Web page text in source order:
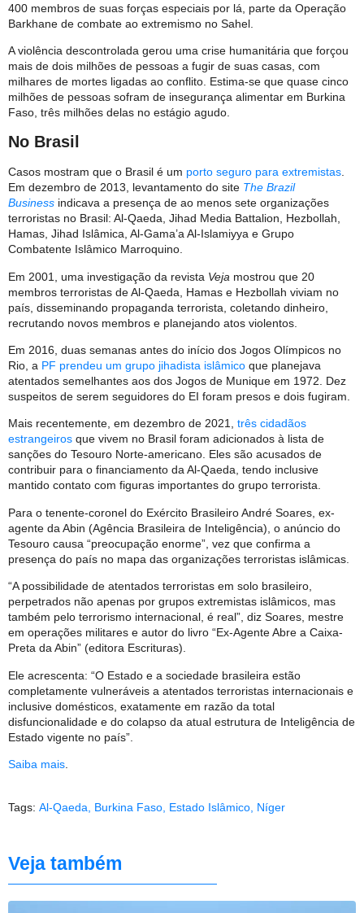
400 membros de suas forças especiais por lá, parte da Operação
Barkhane de combate ao extremismo no Sahel.
A violência descontrolada gerou uma crise humanitária que forçou
mais de dois milhões de pessoas a fugir de suas casas, com
milhares de mortes ligadas ao conflito. Estima-se que quase cinco
milhões de pessoas sofram de insegurança alimentar em Burkina
Faso, três milhões delas no estágio agudo.
No Brasil
Casos mostram que o Brasil é um porto seguro para extremistas.
Em dezembro de 2013, levantamento do site The Brazil
Business indicava a presença de ao menos sete organizações
terroristas no Brasil: Al-Qaeda, Jihad Media Battalion, Hezbollah,
Hamas, Jihad Islâmica, Al-Gama’a Al-Islamiyya e Grupo
Combatente Islâmico Marroquino.
Em 2001, uma investigação da revista Veja mostrou que 20
membros terroristas de Al-Qaeda, Hamas e Hezbollah viviam no
país, disseminando propaganda terrorista, coletando dinheiro,
recrutando novos membros e planejando atos violentos.
Em 2016, duas semanas antes do início dos Jogos Olímpicos no
Rio, a PF prendeu um grupo jihadista islâmico que planejava
atentados semelhantes aos dos Jogos de Munique em 1972. Dez
suspeitos de serem seguidores do EI foram presos e dois fugiram.
Mais recentemente, em dezembro de 2021, três cidadãos
estrangeiros que vivem no Brasil foram adicionados à lista de
sanções do Tesouro Norte-americano. Eles são acusados de
contribuir para o financiamento da Al-Qaeda, tendo inclusive
mantido contato com figuras importantes do grupo terrorista.
Para o tenente-coronel do Exército Brasileiro André Soares, ex-
agente da Abin (Agência Brasileira de Inteligência), o anúncio do
Tesouro causa “preocupação enorme”, vez que confirma a
presença do país no mapa das organizações terroristas islâmicas.
“A possibilidade de atentados terroristas em solo brasileiro,
perpetrados não apenas por grupos extremistas islâmicos, mas
também pelo terrorismo internacional, é real”, diz Soares, mestre
em operações militares e autor do livro “Ex-Agente Abre a Caixa-
Preta da Abin” (editora Escrituras).
Ele acrescenta: “O Estado e a sociedade brasileira estão
completamente vulneráveis a atentados terroristas internacionais e
inclusive domésticos, exatamente em razão da total
disfuncionalidade e do colapso da atual estrutura de Inteligência de
Estado vigente no país”.
Saiba mais
Tags: Al-Qaeda, Burkina Faso, Estado Islâmico, Níger
Veja também